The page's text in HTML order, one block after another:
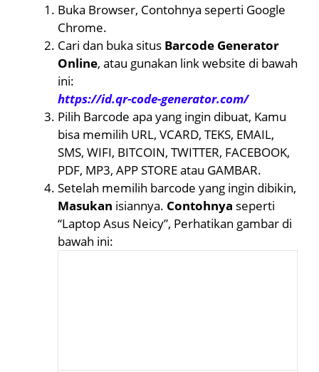
Buka Browser, Contohnya seperti Google
Chrome.
Cari dan buka situs Barcode Generator
Online, atau gunakan link website di bawah
ini:
https://id.qr-code-generator.com/
Pilih Barcode apa yang ingin dibuat, Kamu
bisa memilih URL, VCARD, TEKS, EMAIL,
SMS, WIFI, BITCOIN, TWITTER, FACEBOOK,
PDF, MP3, APP STORE atau GAMBAR.
Setelah memilih barcode yang ingin dibikin,
Masukan isiannya. Contohnya seperti
“Laptop Asus Neicy”, Perhatikan gambar di
bawah ini: